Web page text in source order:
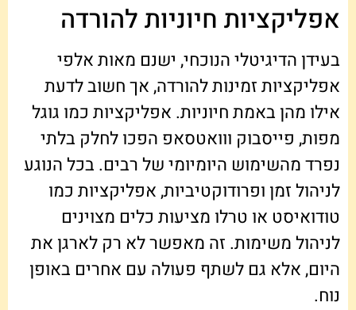
אפליקציות חיוניות להורדה
בעידן הדיגיטלי הנוכחי, ישנם מאות אלפי
אפליקציות זמינות להורדה, אך חשוב לדעת
אילו מהן באמת חיוניות. אפליקציות כמו גוגל
מפות, פייסבוק ווואטסאפ הפכו לחלק בלתי
נפרד מהשימוש היומיומי של רבים. בכל הנוגע
לניהול זמן ופרודוקטיביות, אפליקציות כמו
טודואיסט או טרלו מציעות כלים מצוינים
לניהול משימות. זה מאפשר לא רק לארגן את
היום, אלא גם לשתף פעולה עם אחרים באופן
נוח.